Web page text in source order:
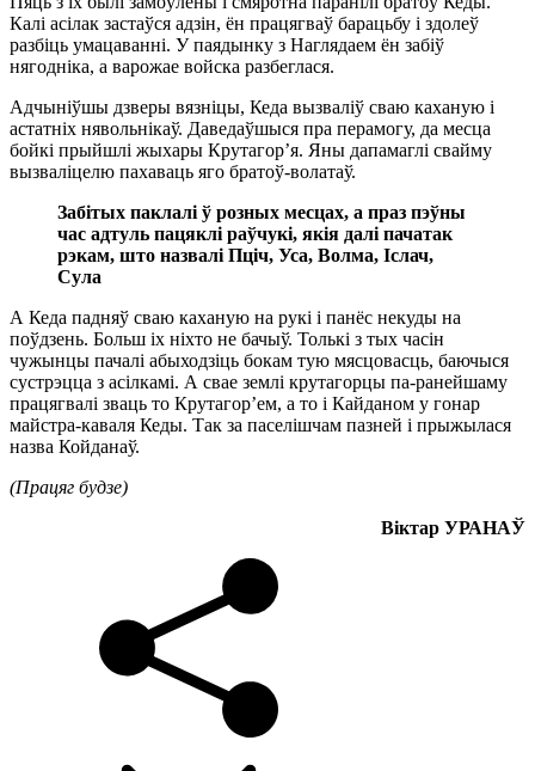
Калі асілак застаўся адзін, ён працягваў барацьбу і здолеў
разбіць умацаванні. У паядынку з Наглядаем ён забіў
нягодніка, а варожае войска разбеглася.
Адчыніўшы дзверы вязніцы, Кеда вызваліў сваю каханую і
астатніх нявольнікаў. Даведаўшыся пра перамогу, да месца
бойкі прыйшлі жыхары Крутагор’я. Яны дапамаглі свайму
вызваліцелю пахаваць яго братоў-волатаў.
Забітых паклалі ў розных месцах, а праз пэўны
час адтуль пацяклі раўчукі, якія далі пачатак
рэкам, што назвалі Пціч, Уса, Волма, Іслач,
Сула
А Кеда падняў сваю каханую на рукі і панёс некуды на
поўдзень. Больш іх ніхто не бачыў. Толькі з тых часін
чужынцы пачалі абыходзіць бокам тую мясцовасць, баючыся
сустрэцца з асілкамі. А свае землі крутагорцы па-ранейшаму
працягвалі зваць то Крутагор’ем, а то і Кайданом у гонар
майстра-каваля Кеды. Так за паселішчам пазней і прыжылася
назва Койданаў.
(Працяг будзе)
Віктар УРАНАЎ